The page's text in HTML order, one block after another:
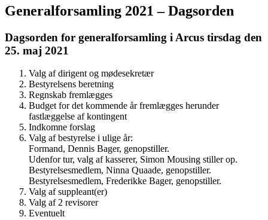
Generalforsamling 2021 – Dagsorden
Dagsorden for generalforsamling i Arcus tirsdag den
25. maj 2021
Valg af dirigent og mødesekretær
Bestyrelsens beretning
Regnskab fremlægges
Budget for det kommende år fremlægges herunder
fastlæggelse af kontingent
Indkomne forslag
Valg af bestyrelse i ulige år:
Formand, Dennis Bager, genopstiller.
Udenfor tur, valg af kasserer, Simon Mousing stiller op.
Bestyrelsesmedlem, Ninna Quaade, genopstiller.
Bestyrelsesmedlem, Frederikke Bager, genopstiller.
Valg af suppleant(er)
Valg af 2 revisorer
Eventuelt